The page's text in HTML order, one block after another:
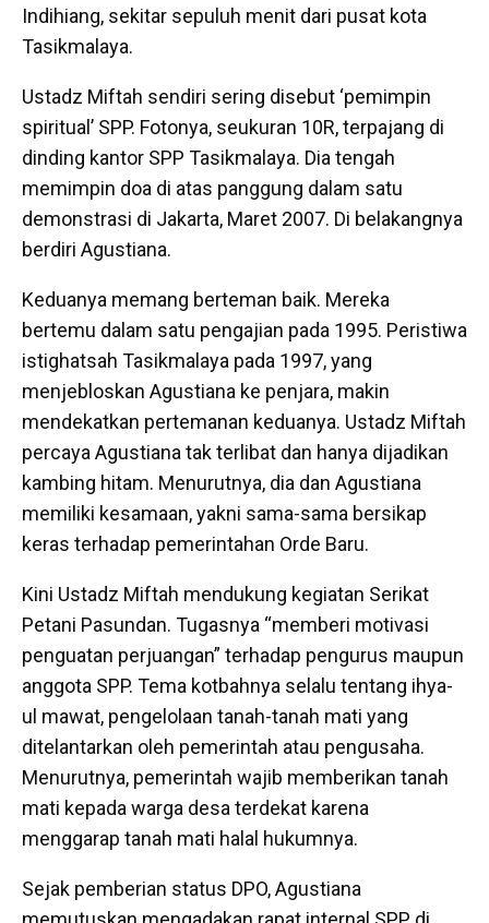
Indihiang, sekitar sepuluh menit dari pusat kota
Tasikmalaya.
Ustadz Miftah sendiri sering disebut ‘pemimpin
spiritual’ SPP. Fotonya, seukuran 10R, terpajang di
dinding kantor SPP Tasikmalaya. Dia tengah
memimpin doa di atas panggung dalam satu
demonstrasi di Jakarta, Maret 2007. Di belakangnya
berdiri Agustiana.
Keduanya memang berteman baik. Mereka
bertemu dalam satu pengajian pada 1995. Peristiwa
istighatsah Tasikmalaya pada 1997, yang
menjebloskan Agustiana ke penjara, makin
mendekatkan pertemanan keduanya. Ustadz Miftah
percaya Agustiana tak terlibat dan hanya dijadikan
kambing hitam. Menurutnya, dia dan Agustiana
memiliki kesamaan, yakni sama-sama bersikap
keras terhadap pemerintahan Orde Baru.
Kini Ustadz Miftah mendukung kegiatan Serikat
Petani Pasundan. Tugasnya “memberi motivasi
penguatan perjuangan” terhadap pengurus maupun
anggota SPP. Tema kotbahnya selalu tentang ihya-
ul mawat, pengelolaan tanah-tanah mati yang
ditelantarkan oleh pemerintah atau pengusaha.
Menurutnya, pemerintah wajib memberikan tanah
mati kepada warga desa terdekat karena
menggarap tanah mati halal hukumnya.
Sejak pemberian status DPO, Agustiana